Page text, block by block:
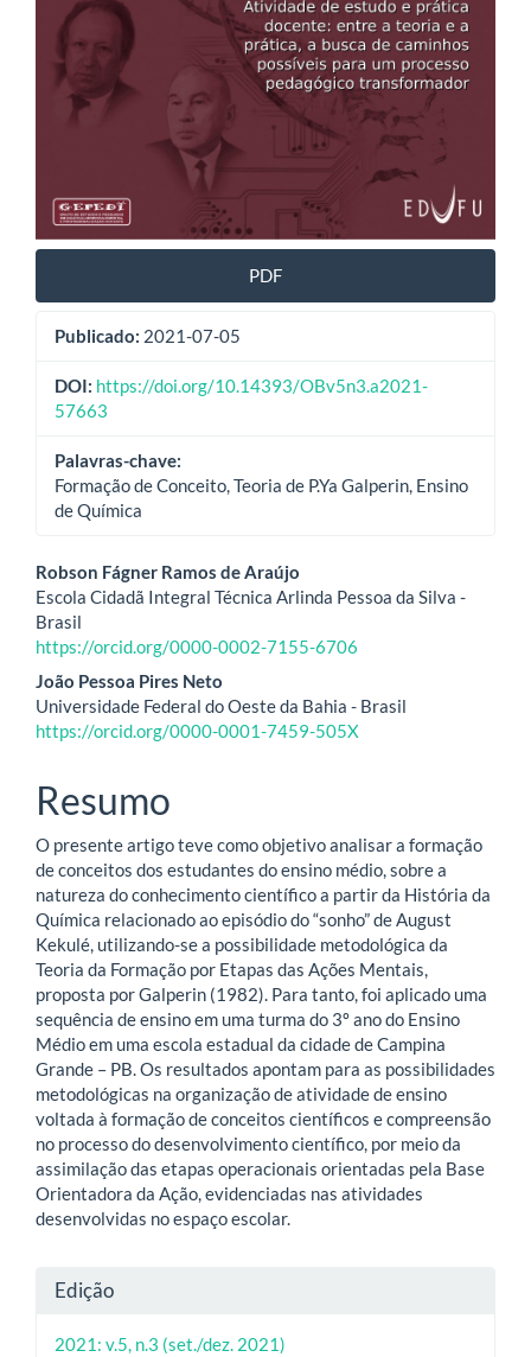
PDF
Publicado: 2021-07-05
DOI: https://doi.org/10.14393/OBv5n3.a2021-
57663
Palavras-chave:
Formação de Conceito, Teoria de P.Ya Galperin, Ensino
de Química
Conteúdo
do
artigo
principal
Robson Fágner Ramos de Araújo
Escola Cidadã Integral Técnica Arlinda Pessoa da Silva -
Brasil
https://orcid.org/0000-0002-7155-6706
João Pessoa Pires Neto
Universidade Federal do Oeste da Bahia - Brasil
https://orcid.org/0000-0001-7459-505X
Resumo
O presente artigo teve como objetivo analisar a formação
de conceitos dos estudantes do ensino médio, sobre a
natureza do conhecimento científico a partir da História da
Química relacionado ao episódio do “sonho” de August
Kekulé, utilizando-se a possibilidade metodológica da
Teoria da Formação por Etapas das Ações Mentais,
proposta por Galperin (1982). Para tanto, foi aplicado uma
sequência de ensino em uma turma do 3º ano do Ensino
Médio em uma escola estadual da cidade de Campina
Grande – PB. Os resultados apontam para as possibilidades
metodológicas na organização de atividade de ensino
voltada à formação de conceitos científicos e compreensão
no processo do desenvolvimento científico, por meio da
assimilação das etapas operacionais orientadas pela Base
Orientadora da Ação, evidenciadas nas atividades
desenvolvidas no espaço escolar.
Detalhes
do
Edição
2021: v.5, n.3 (set./dez. 2021)